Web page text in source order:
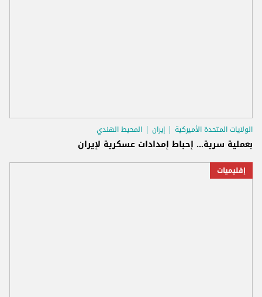
الولايات المتحدة الأميركية إيران المحيط الهندي
بعملية سرية... إحباط إمدادات عسكرية لإيران
إقليميات